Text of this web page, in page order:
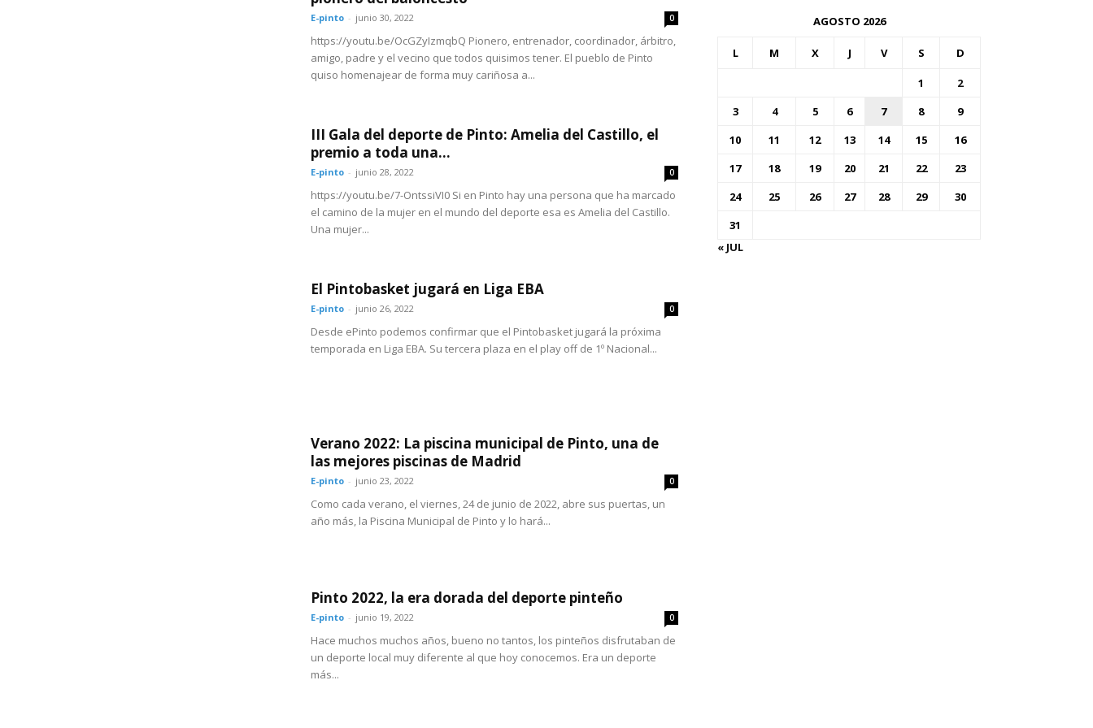
E-pinto - junio 30, 2022 0
https://youtu.be/OcGZyIzmqbQ Pionero, entrenador, coordinador, árbitro,
amigo, padre y el vecino que todos quisimos tener. El pueblo de Pinto
quiso homenajear de forma muy cariñosa a...
III Gala del deporte de Pinto: Amelia del Castillo, el
premio a toda una...
E-pinto - junio 28, 2022 0
https://youtu.be/7-OntssiVI0 Si en Pinto hay una persona que ha marcado
el camino de la mujer en el mundo del deporte esa es Amelia del Castillo.
Una mujer...
El Pintobasket jugará en Liga EBA
E-pinto - junio 26, 2022 0
Desde ePinto podemos confirmar que el Pintobasket jugará la próxima
temporada en Liga EBA. Su tercera plaza en el play off de 1º Nacional...
Verano 2022: La piscina municipal de Pinto, una de
las mejores piscinas de Madrid
E-pinto - junio 23, 2022 0
Como cada verano, el viernes, 24 de junio de 2022, abre sus puertas, un
año más, la Piscina Municipal de Pinto y lo hará...
Pinto 2022, la era dorada del deporte pinteño
E-pinto - junio 19, 2022 0
Hace muchos muchos años, bueno no tantos, los pinteños disfrutaban de
un deporte local muy diferente al que hoy conocemos. Era un deporte
más...
AGOSTO 2026
L M X J V S D
1
2
3
4 5 6 7 8
9
10
11 12 13 14 15
16
17
18 19 20 21 22
23
24
25 26 27 28 29
30
31
« JUL